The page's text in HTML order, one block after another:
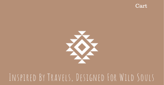
Cart
Inspired By Travels, Designed For Wild Souls